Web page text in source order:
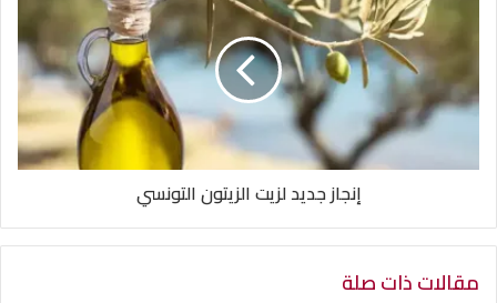
إنجاز جديد لزيت الزيتون التونسي
مقالات ذات صلة